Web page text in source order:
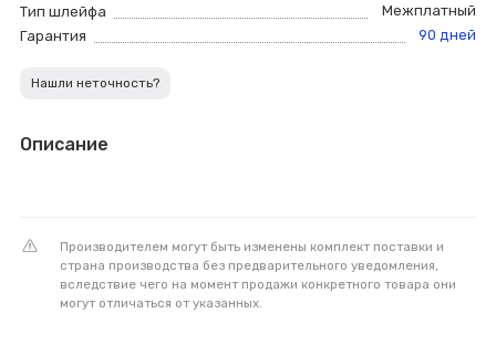
Тип шлейфа
Межплатный
Гарантия
90 дней
Нашли неточность?
Описание
Производителем могут быть изменены комплект поставки и
страна производства без предварительного уведомления,
вследствие чего на момент продажи конкретного товара они
могут отличаться от указанных.